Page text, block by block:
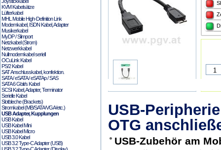
KVM Kabelsätze
Lüfterkabel
MHL Mobile High-Definition Link
Modemkabel, ISDN Kabel, Adapter
Musikerkabel
MyDP / Slimport
Netzkabel (Strom)
Netzwerkkabel
Nullmodemkabel seriell
OCuLink Kabel
PS/2 Kabel
SAT Anschlusskabel, konfektion.
SATA / eSATA / eSATAp / SAS
SATA 6 Gbit/s Kabel
SCSI Kabel, Adapter, Terminator
Serielle Kabel
Slotbleche (Brackets)
Stromkabel (MB/SATA/VGA/etc.)
USB Adapter, Kupplungen
USB Kabel
USB Kabel Mini
USB Kabel Micro
USB 3.0 Kabel
USB 3.2 Type-C Adapter (USB)
USB-
OTG
USB-Zubehör am